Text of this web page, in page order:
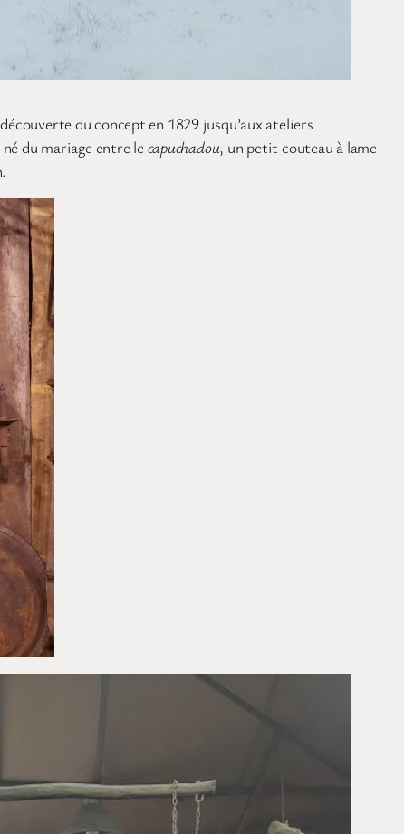
du concept en 1829 jusqu’aux ateliers
du mariage entre lecapuchadou, un petit couteau à lame